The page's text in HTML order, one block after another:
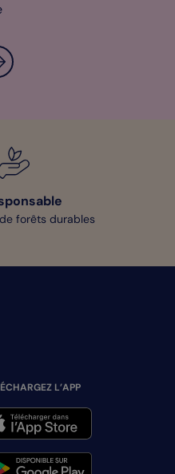
forêts durables
L’APP